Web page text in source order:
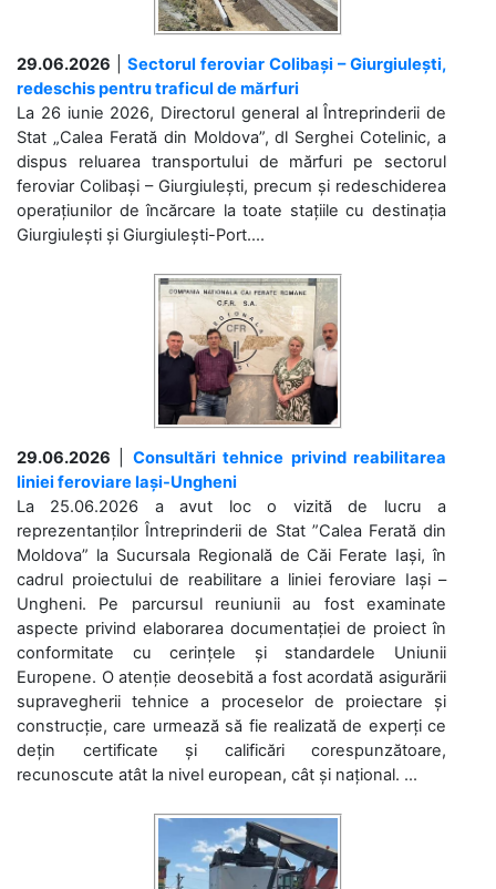
29.06.2026
Sectorul feroviar Colibași – Giurgiulești,
redeschis pentru traficul de mărfuri
La 26 iunie 2026, Directorul general al Întreprinderii de
Stat „Calea Ferată din Moldova”, dl Serghei Cotelinic, a
dispus reluarea transportului de mărfuri pe sectorul
feroviar Colibași – Giurgiulești, precum și redeschiderea
operațiunilor de încărcare la toate stațiile cu destinația
Giurgiulești și Giurgiulești-Port....
29.06.2026
Consultări tehnice privind reabilitarea
liniei feroviare Iași-Ungheni
La 25.06.2026 a avut loc o vizită de lucru a
reprezentanților Întreprinderii de Stat ”Calea Ferată din
Moldova” la Sucursala Regională de Căi Ferate Iași, în
cadrul proiectului de reabilitare a liniei feroviare Iași –
Ungheni. Pe parcursul reuniunii au fost examinate
aspecte privind elaborarea documentației de proiect în
conformitate cu cerințele și standardele Uniunii
Europene. O atenție deosebită a fost acordată asigurării
supravegherii tehnice a proceselor de proiectare și
construcție, care urmează să fie realizată de experți ce
dețin certificate și calificări corespunzătoare,
recunoscute atât la nivel european, cât și național. ...